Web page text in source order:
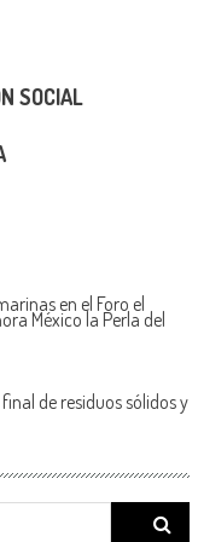
SOCIAL
en el Foro el
México la Perla del
de residuos sólidos y
Search